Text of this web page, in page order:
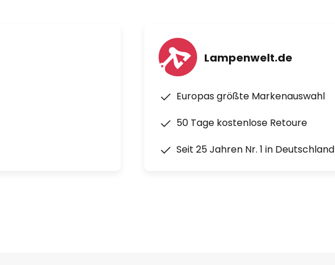
kostenlose Twinkly-App für
Steuerbarkeit jeder
Lampenwelt.de
Europas größte Markenauswahl
50 Tage kostenlose Retoure
Seit 25 Jahren Nr. 1 in Deutschland